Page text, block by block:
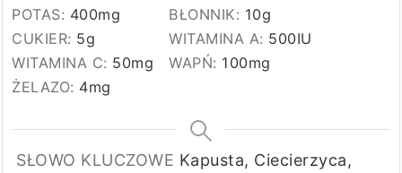
POTAS: 400mg BŁONNIK: 10g
CUKIER: 5g WITAMINA A: 500IU
WITAMINA C: 50mg WAPŃ: 100mg
ŻELAZO: 4mg
SŁOWO KLUCZOWE Kapusta, Ciecierzyca,